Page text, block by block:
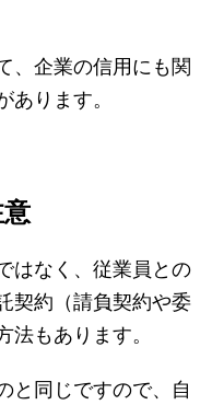
、企業の信用にも関
あります。
はなく、従業員との
契約（請負契約や委
もあります。
と同じですので、自